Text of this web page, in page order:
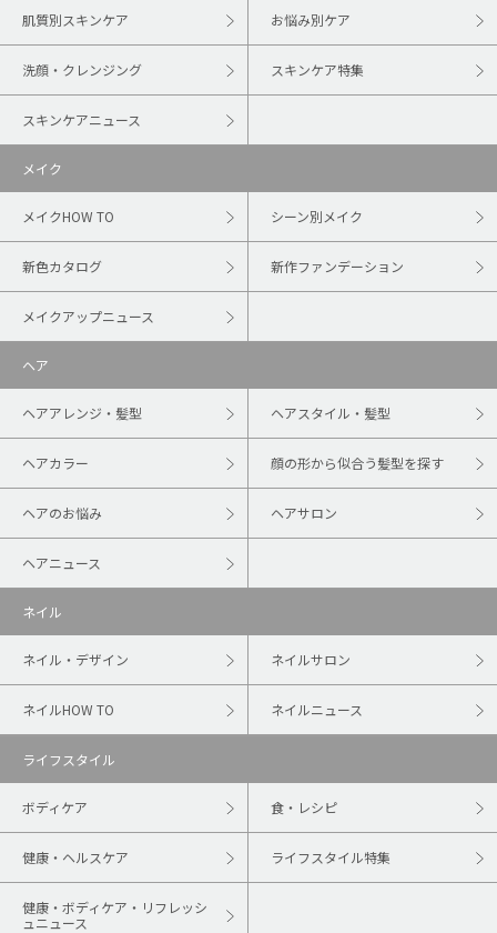
肌質別スキンケア お悩み別ケア
洗顔・クレンジング スキンケア特集
スキンケアニュース
メイク
メイクHOW TO シーン別メイク
新色カタログ 新作ファンデーション
メイクアップニュース
ヘア
ヘアアレンジ・髪型 ヘアスタイル・髪型
ヘアカラー 顔の形から似合う髪型を探す
ヘアのお悩み ヘアサロン
ヘアニュース
ネイル
ネイル・デザイン ネイルサロン
ネイルHOW TO ネイルニュース
ライフスタイル
ボディケア 食・レシピ
健康・ヘルスケア ライフスタイル特集
健康・ボディケア・リフレッシ
ュニュース